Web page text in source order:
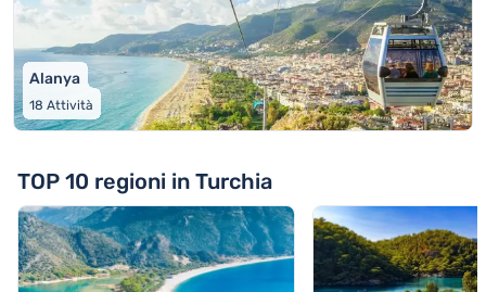
Alanya
18 Attività
TOP 10 regioni in Turchia